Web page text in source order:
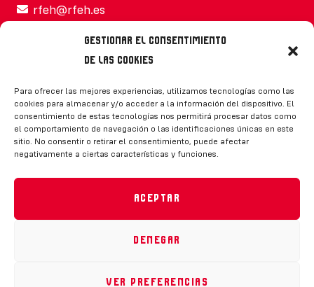
Gestionar el consentimiento
de las cookies
Para ofrecer las mejores experiencias, utilizamos tecnologías como las
cookies para almacenar y/o acceder a la información del dispositivo. El
consentimiento de estas tecnologías nos permitirá procesar datos como
el comportamiento de navegación o las identificaciones únicas en este
sitio. No consentir o retirar el consentimiento, puede afectar
negativamente a ciertas características y funciones.
Aceptar
Denegar
Ver preferencias
rfeh@rfeh.es
Síguenos